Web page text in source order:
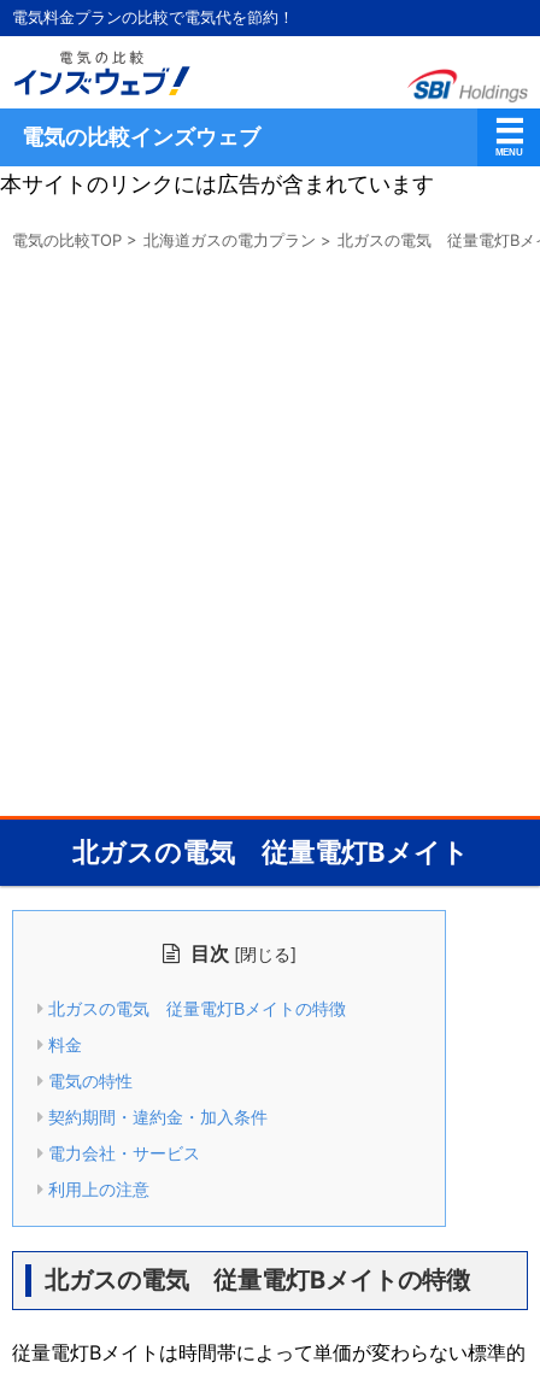
電気料金プランの比較で電気代を節約！
電気の比較インズウェブ
本サイトのリンクには広告が含まれています
電気の比較TOP > 北海道ガスの電力プラン > 北ガスの電気 従量電灯Bメ
北ガスの電気 従量電灯Bメイト
目次 [閉じる]
北ガスの電気 従量電灯Bメイトの特徴
料金
電気の特性
契約期間・違約金・加入条件
電力会社・サービス
利用上の注意
北ガスの電気 従量電灯Bメイトの特徴
従量電灯Bメイトは時間帯によって単価が変わらない標準的